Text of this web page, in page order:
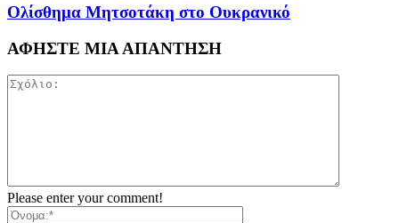
Ολίσθημα Μητσοτάκη στο Ουκρανικό
ΑΦΗΣΤΕ ΜΙΑ ΑΠΑΝΤΗΣΗ
Please enter your comment!